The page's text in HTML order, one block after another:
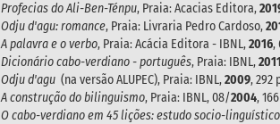
Profecias do Ali-Ben-Ténpu, Praia: Acacias Editora,
Odju d'agu: romance, Praia: Livraria Pedro Cardoso,
A palavra e o verbo, Praia: Acácia Editora - IBNL,2016,
Dicionário cabo-verdiano - português, Praia: IBNL,2011
Odju d'agu (na versão ALUPEC), Praia: IBNL,2009, 292
A construção do bilinguismo, Praia: IBNL, 08/2004,
O cabo-verdiano em 45 lições: estudo socio-